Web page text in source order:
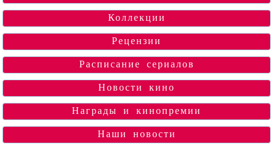
Коллекции
Рецензии
Расписание сериалов
Новости кино
Награды и кинопремии
Наши новости